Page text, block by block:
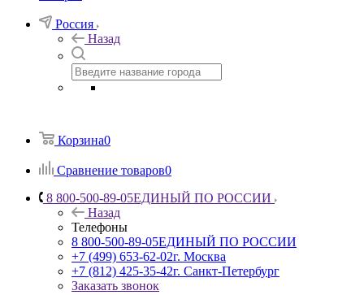
Россия
Назад
Корзина0
Сравнение товаров0
8 800-500-89-05ЕДИНЫЙ ПО РОССИИ
Назад
Телефоны
8 800-500-89-05ЕДИНЫЙ ПО РОССИИ
+7 (499) 653-62-02г. Москва
+7 (812) 425-35-42г. Санкт-Петербург
Заказать звонок